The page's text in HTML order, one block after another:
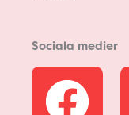
Sociala medier
F